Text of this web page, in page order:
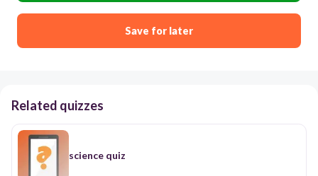
Save for later
Related quizzes
science quiz